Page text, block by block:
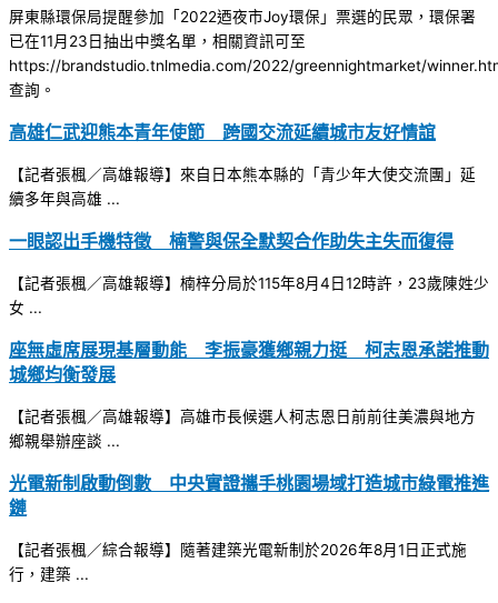
屏東縣環保局提醒參加「2022迺夜市Joy環保」票選的民眾，環保署
已在11月23日抽出中獎名單，相關資訊可至
https://brandstudio.tnlmedia.com/2022/greennightmarket/
查詢。
高雄仁武迎熊本青年使節 跨國交流延續城市友好情誼
【記者張楓／高雄報導】來自日本熊本縣的「青少年大使交流團」延
續多年與高雄 ...
一眼認出手機特徵 楠警與保全默契合作助失主失而復得
【記者張楓／高雄報導】楠梓分局於115年8月4日12時許，23歲陳姓少
女 ...
座無虛席展現基層動能 李振豪獲鄉親力挺 柯志恩承諾推動
城鄉均衡發展
【記者張楓／高雄報導】高雄市長候選人柯志恩日前前往美濃與地方
鄉親舉辦座談 ...
光電新制啟動倒數 中央實證攜手桃園場域打造城市綠電推進
鏈
【記者張楓／綜合報導】隨著建築光電新制於2026年8月1日正式施
行，建築 ...